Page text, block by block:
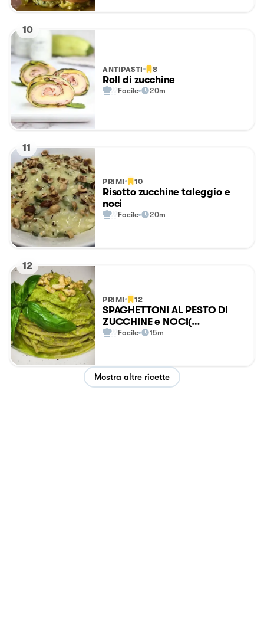
10
ANTIPASTI 8
Roll di zucchine
Facile 20m
11
PRIMI 10
Risotto zucchine taleggio e
noci
Facile 20m
12
PRIMI 12
SPAGHETTONI AL PESTO DI
ZUCCHINE e NOCI(
velocissimo)
Facile 15m
Mostra altre ricette